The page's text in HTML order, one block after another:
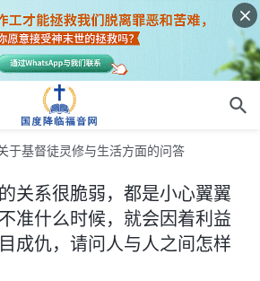
于基督徒灵修与生活方面的问答
关系很脆弱，都是小心翼翼
准什么时候，就会因着利益
成仇，请问人与人之间怎样